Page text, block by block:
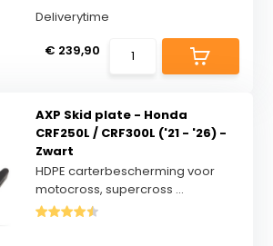
Deliverytime
€ 239,90
AXP Skid plate - Honda
CRF250L / CRF300L ('21 - '26) -
Zwart
HDPE carterbescherming voor
motocross, supercross ...